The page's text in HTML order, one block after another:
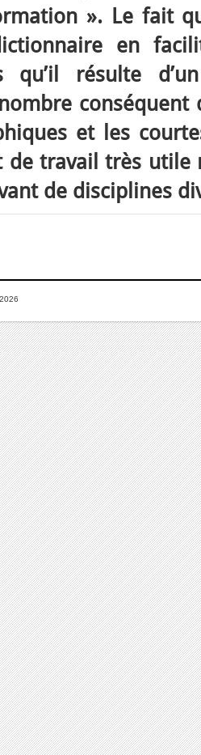
». Le fait
en
qu’il résulte
conséquent
et les
de travail très utile
de disciplines